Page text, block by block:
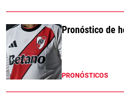
Pronóstico de
PRONÓSTICOS